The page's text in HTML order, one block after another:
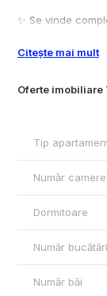
Oferte imobiliare
✨ Se vinde
✔️ Bucătărie
✔️ Aer condiționat
✔️ Balcon cu
transport,
Contactați
Citește mai mult
Tip
Număr camere
Dormitoare
Număr
Număr băi